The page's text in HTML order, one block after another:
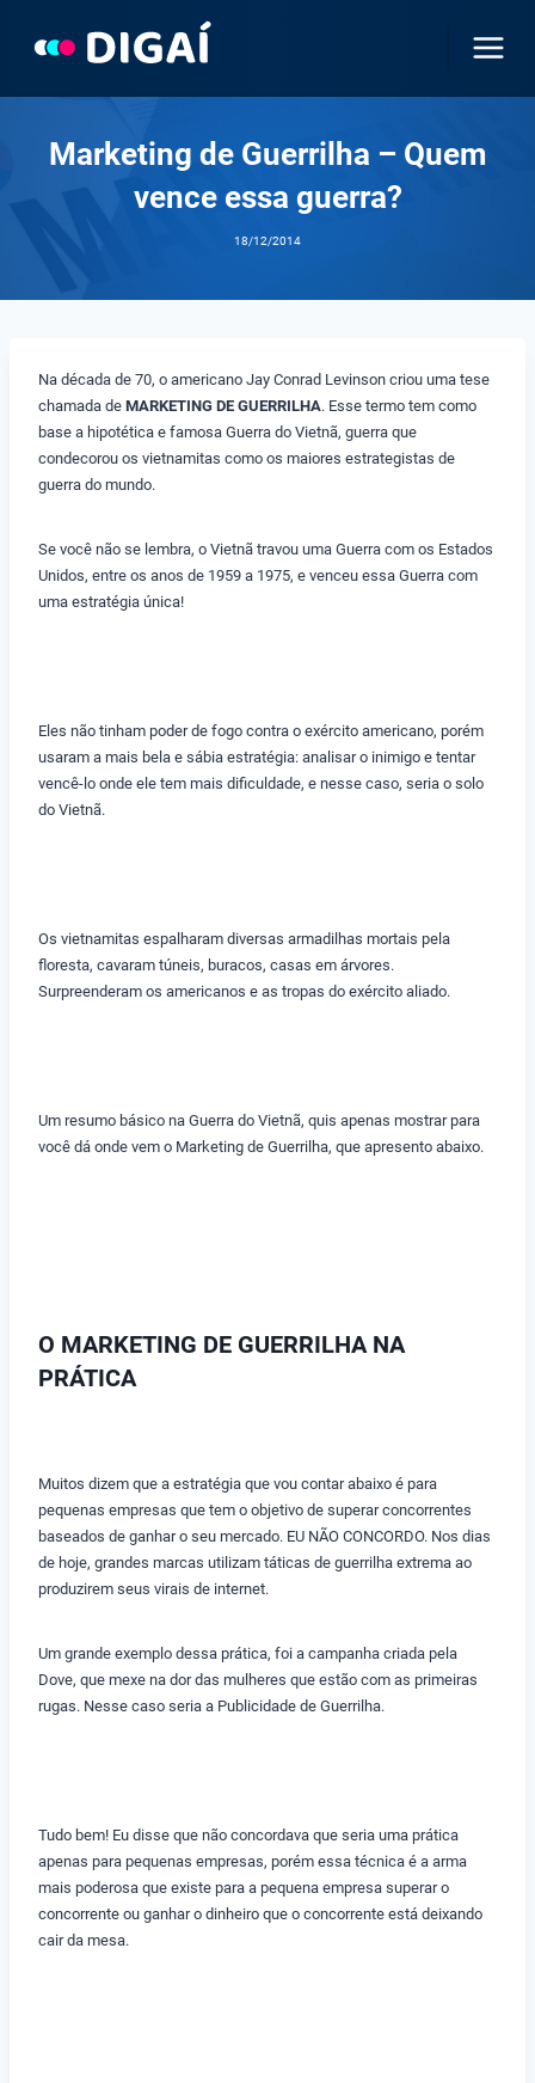
Marketing de Guerrilha – Quem
vence essa guerra?
18/12/2014
Na década de 70, o americano Jay Conrad Levinson criou uma tese
chamada de MARKETING DE GUERRILHA. Esse termo tem como
base a hipotética e famosa Guerra do Vietnã, guerra que
condecorou os vietnamitas como os maiores estrategistas de
guerra do mundo.
Se você não se lembra, o Vietnã travou uma Guerra com os Estados
Unidos, entre os anos de 1959 a 1975, e venceu essa Guerra com
uma estratégia única!
Eles não tinham poder de fogo contra o exército americano, porém
usaram a mais bela e sábia estratégia: analisar o inimigo e tentar
vencê-lo onde ele tem mais dificuldade, e nesse caso, seria o solo
do Vietnã.
Os vietnamitas espalharam diversas armadilhas mortais pela
floresta, cavaram túneis, buracos, casas em árvores.
Surpreenderam os americanos e as tropas do exército aliado.
Um resumo básico na Guerra do Vietnã, quis apenas mostrar para
você dá onde vem o Marketing de Guerrilha, que apresento abaixo.
O MARKETING DE GUERRILHA NA
PRÁTICA
Muitos dizem que a estratégia que vou contar abaixo é para
pequenas empresas que tem o objetivo de superar concorrentes
baseados de ganhar o seu mercado. EU NÃO CONCORDO. Nos dias
de hoje, grandes marcas utilizam táticas de guerrilha extrema ao
produzirem seus virais de internet.
Um grande exemplo dessa prática, foi a campanha criada pela
Dove, que mexe na dor das mulheres que estão com as primeiras
rugas. Nesse caso seria a Publicidade de Guerrilha.
Tudo bem! Eu disse que não concordava que seria uma prática
apenas para pequenas empresas, porém essa técnica é a arma
mais poderosa que existe para a pequena empresa superar o
concorrente ou ganhar o dinheiro que o concorrente está deixando
cair da mesa.